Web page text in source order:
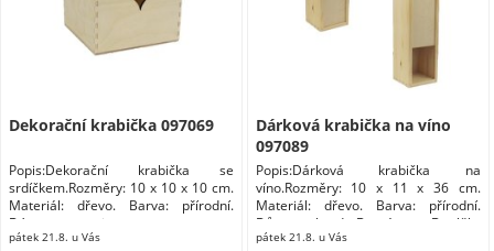
Dekorační krabička 097069
Popis:Dekorační krabička se
srdíčkem.Rozměry: 10 x 10 x 10 cm.
Materiál: dřevo. Barva: přírodní.
Dózy na potraviny
pátek 21.8. u Vás
Dárková krabička na víno
097089
Popis:Dárková krabička na
víno.Rozměry: 10 x 11 x 36 cm.
Materiál: dřevo. Barva: přírodní.
Dům a zahrada Domácnost Doplňky
do kuchyně Skladování a balení
pátek 21.8. u Vás